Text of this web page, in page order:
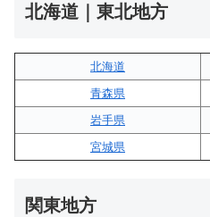
北海道｜東北地方
北海道
青森県
岩手県
宮城県
関東地方